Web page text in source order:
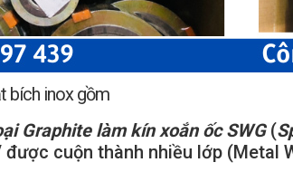
bích inox gồm
Graphite làm kín xoắn ốc SWG(
được cuộn thành nhiều lớp (Metal